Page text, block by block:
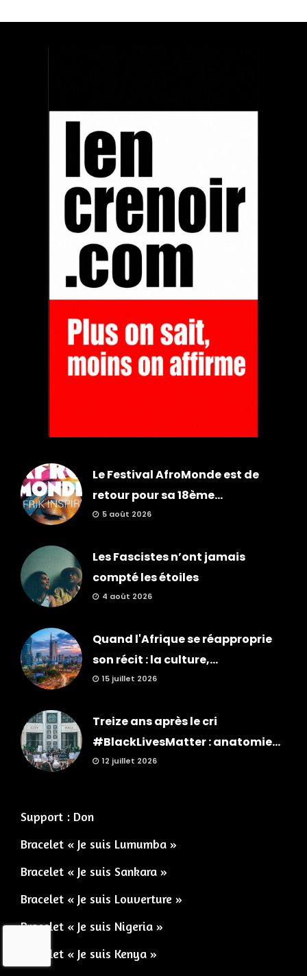
Le Festival AfroMonde est de
retour pour sa 18ème...
5 août 2026
Les Fascistes n’ont jamais
compté les étoiles
4 août 2026
Quand l'Afrique se réapproprie
son récit : la culture,...
15 juillet 2026
Treize ans après le cri
#BlackLivesMatter : anatomie...
12 juillet 2026
Support : Don
Bracelet « Je suis Lumumba »
Bracelet « Je suis Sankara »
Bracelet « Je suis Louverture »
Bracelet « Je suis Nigeria »
Bracelet « Je suis Kenya »